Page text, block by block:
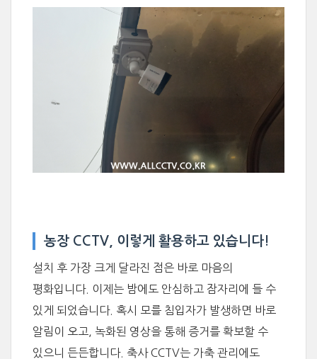
농장 CCTV, 이렇게 활용하고 있습니다!
설치 후 가장 크게 달라진 점은 바로 마음의
평화입니다. 이제는 밤에도 안심하고 잠자리에 들 수
있게 되었습니다. 혹시 모를 침입자가 발생하면 바로
알림이 오고, 녹화된 영상을 통해 증거를 확보할 수
있으니 든든합니다. 축사 CCTV는 가축 관리에도